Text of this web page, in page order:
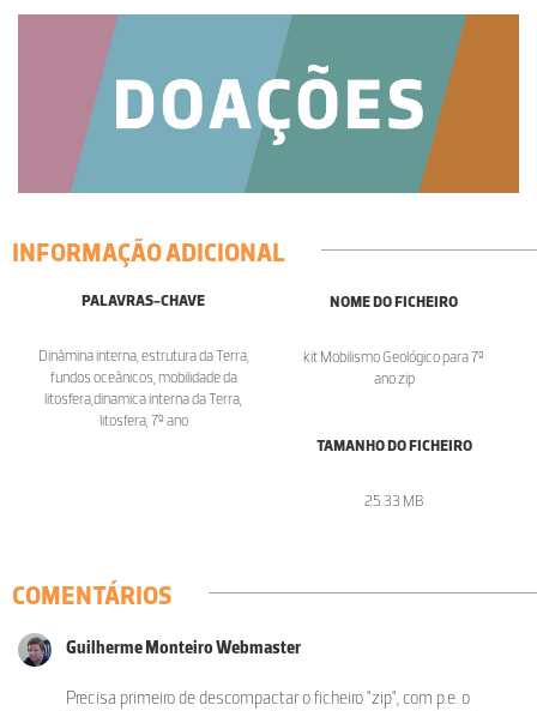
INFORMAÇÃO ADICIONAL
PALAVRAS-CHAVE
Dinâmina interna, estrutura da Terra,
fundos oceânicos, mobilidade da
litosfera,dinamica interna da Terra,
litosfera, 7º ano
NOME DO FICHEIRO
kit Mobilismo Geológico para 7º
ano.zip
TAMANHO DO FICHEIRO
25.33 MB
COMENTÁRIOS
Guilherme Monteiro Webmaster
Precisa primeiro de descompactar o ficheiro "zip", com p.e. o